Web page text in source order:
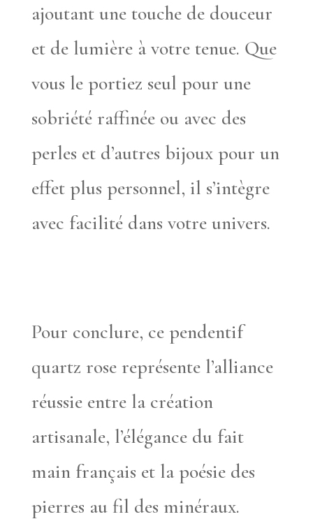
ajoutant une touche de douceur
et de lumière à votre tenue. Que
vous le portiez seul pour une
sobriété raffinée ou avec des
perles et d’autres bijoux pour un
effet plus personnel, il s’intègre
avec facilité dans votre univers.
Pour conclure, ce pendentif
quartz rose représente l’alliance
réussie entre la création
artisanale, l’élégance du fait
main français et la poésie des
pierres au fil des minéraux.